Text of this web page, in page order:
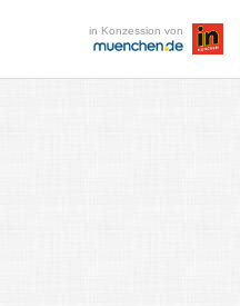
in Konzession von